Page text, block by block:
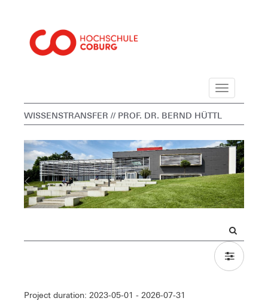
Navigation
WISSENSTRANSFER // PROF. DR. BERND HÜTTL
Project duration: 2023-05-01 - 2026-07-31